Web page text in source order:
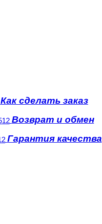
Как сделать заказ
Возврат и обмен
Гарантия качества